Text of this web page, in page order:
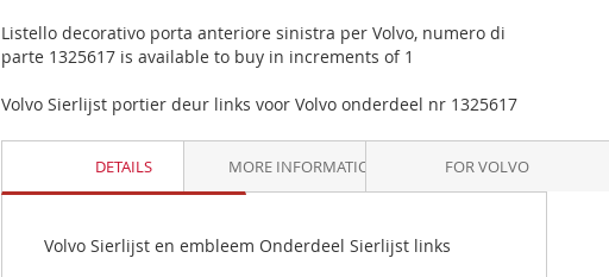
Listello decorativo porta anteriore sinistra per Volvo, numero di
parte 1325617 is available to buy in increments of 1
Volvo Sierlijst portier deur links voor Volvo onderdeel nr 1325617
DETAILS
Volvo Sierlijst en embleem Onderdeel Sierlijst links
MORE INFORMATION FOR VOLVO